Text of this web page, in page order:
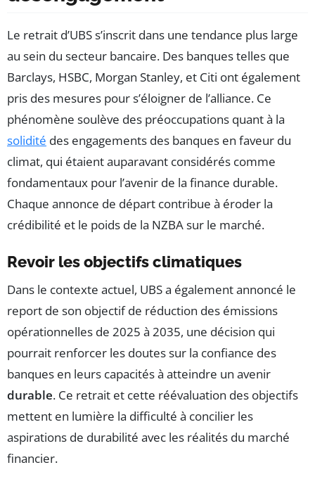
Le retrait d’UBS s’inscrit dans une tendance plus large
au sein du secteur bancaire. Des banques telles que
Barclays, HSBC, Morgan Stanley, et Citi ont également
pris des mesures pour s’éloigner de l’alliance. Ce
phénomène soulève des préoccupations quant à la
solidité des engagements des banques en faveur du
climat, qui étaient auparavant considérés comme
fondamentaux pour l’avenir de la finance durable.
Chaque annonce de départ contribue à éroder la
crédibilité et le poids de la NZBA sur le marché.
Revoir les objectifs climatiques
Dans le contexte actuel, UBS a également annoncé le
report de son objectif de réduction des émissions
opérationnelles de 2025 à 2035, une décision qui
pourrait renforcer les doutes sur la confiance des
banques en leurs capacités à atteindre un avenir
durable. Ce retrait et cette réévaluation des objectifs
mettent en lumière la difficulté à concilier les
aspirations de durabilité avec les réalités du marché
financier.